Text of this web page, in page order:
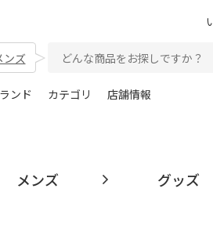
ンズ
ンド カテゴリ 店舗情報
メンズ グッズ